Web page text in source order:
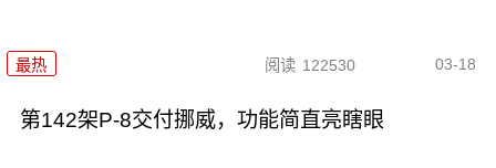
最热 阅读 122530 03-18
第142架P-8交付挪威，功能简直亮瞎眼